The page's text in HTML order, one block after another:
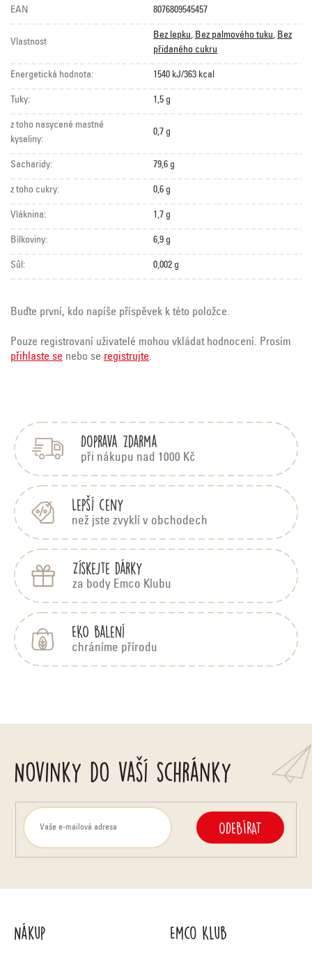
EAN 8076809545457
Vlastnost
Bez lepku, Bez palmového tuku, Bez
přidaného cukru
Energetická hodnota: 1540 kJ/363 kcal
Tuky: 1,5 g
z toho nasycené mastné
kyseliny:
0,7 g
Sacharidy: 79,6 g
z toho cukry: 0,6 g
Vláknina: 1,7 g
Bílkoviny: 6,9 g
Sůl: 0,002 g
Buďte první, kdo napíše příspěvek k této položce.
Pouze registrovaní uživatelé mohou vkládat hodnocení. Prosím
přihlaste se nebo se registrujte.
Doprava zdarma
při nákupu nad 1000 Kč
Lepší ceny
než jste zvyklí v obchodech
Získejte dárky
za body Emco Klubu
EKO balení
chráníme přírodu
Novinky do vaší schránky
ODEBÍRAT
Nákup Emco Klub